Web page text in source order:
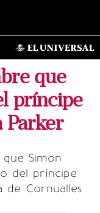
que
príncipe
Parker
que Simon
del príncipe
de Cornualles